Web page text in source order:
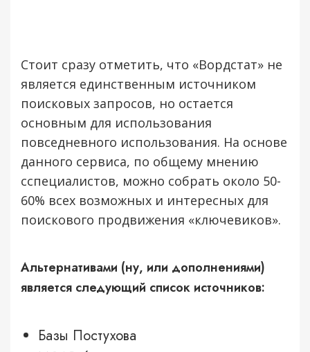
Стоит сразу отметить, что «Вордстат» не
является единственным источником
поисковых запросов, но остается
основным для использования
повседневного использования. На основе
данного сервиса, по общему мнению
сспециалистов, можно собрать около 50-
60% всех возможных и интересных для
поискового продвижения «ключевиков».
Альтернативами (ну, или дополнениями)
является следующий список источников:
Базы Постухова